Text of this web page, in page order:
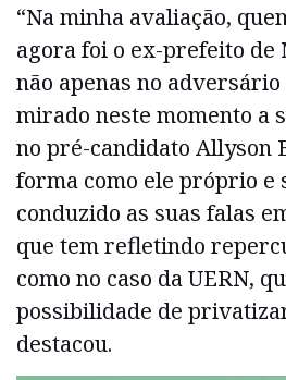
“Na minha avaliação,
agora foi o ex-prefeito de
não apenas no
mirado neste momento a
no pré-candidato Allyson
forma como ele próprio e
conduzido as suas falas
que tem refletindo
como no caso da UERN,
possibilidade de
destacou.